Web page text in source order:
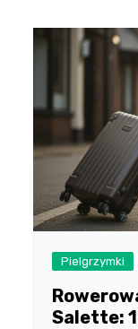
Pielgrzymki
Salette: